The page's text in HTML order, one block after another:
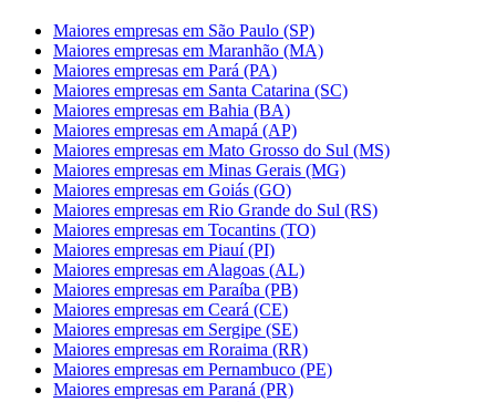
Maiores empresas em São Paulo (SP)
Maiores empresas em Maranhão (MA)
Maiores empresas em Pará (PA)
Maiores empresas em Santa Catarina (SC)
Maiores empresas em Bahia (BA)
Maiores empresas em Amapá (AP)
Maiores empresas em Mato Grosso do Sul (MS)
Maiores empresas em Minas Gerais (MG)
Maiores empresas em Goiás (GO)
Maiores empresas em Rio Grande do Sul (RS)
Maiores empresas em Tocantins (TO)
Maiores empresas em Piauí (PI)
Maiores empresas em Alagoas (AL)
Maiores empresas em Paraíba (PB)
Maiores empresas em Ceará (CE)
Maiores empresas em Sergipe (SE)
Maiores empresas em Roraima (RR)
Maiores empresas em Pernambuco (PE)
Maiores empresas em Paraná (PR)